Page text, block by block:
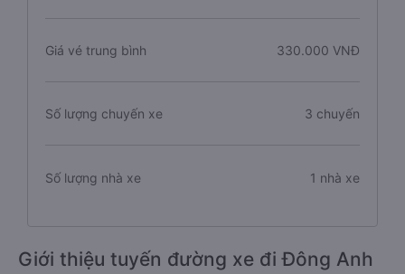
Giá vé trung bình 330.000 VNĐ
Số lượng chuyến xe 3 chuyến
Số lượng nhà xe 1 nhà xe
Giới thiệu tuyến đường xe đi Đông Anh